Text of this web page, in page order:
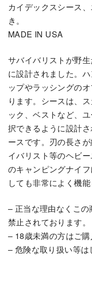
カイデックスシース
き。
MADE IN USA
サバイバリストが野
に設計されました。
ップやラッシングの
ります。シースは、
ック、ベストなど、
択できるように設計
ースです。刃の長さ
イバリスト等のヘビ
のキャンピングナイ
しても非常によく機能
– 正当な理由なくこ
禁止されております。
– 18歳未満の方はご購
– 危険な取り扱い等は